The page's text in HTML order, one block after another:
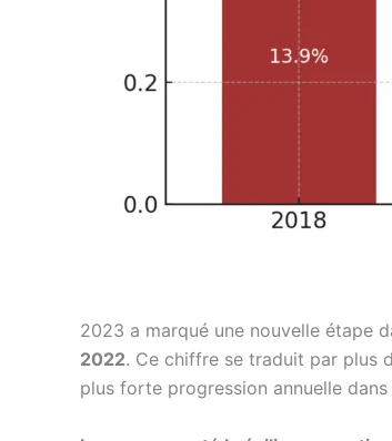
2023 a marqué une nouvelle étape
2022. Ce chiffre se traduit par plus
plus forte progression annuelle